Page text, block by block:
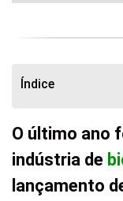
Índice
O último ano
indústria de
lançamento